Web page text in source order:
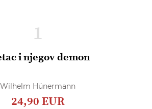
1
i njegov demon
Wilhelm Hünermann
24,90 EUR